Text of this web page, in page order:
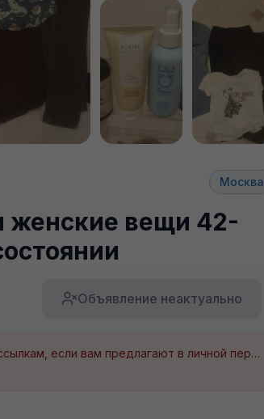
Москва
вещи 42-
Объявление неактуально
Будьте внимательны. Не переходите по ссылкам, если вам предлагают в личной переписке с дарителем оплаты доставки, брони, предоплаты или установки стороннего приложения, удалите переписку и заблокируйте пользователя. Обо всех таких постах сообщайте